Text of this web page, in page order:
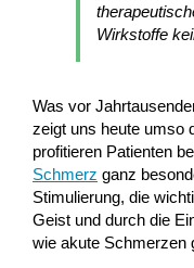
Wirkstoffe
Was vor
zeigt uns heute umso
profitieren Patienten
Schmerz ganz
Stimulierung, die
Geist und durch die
wie akute Schmerzen